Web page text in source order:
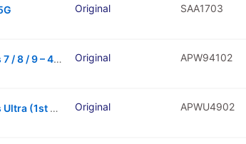
Original SAA1703
Front Cover Glass For Apple Watch Series 7 / 8 / 9 – 41mm Original APW94102
Front Cover Glass For Apple Watch Series Ultra (1st Gen) – 49mm Original APWU4902